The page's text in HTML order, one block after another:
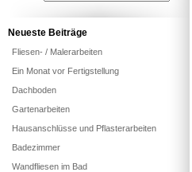
Neueste Beiträge
Fliesen- / Malerarbeiten
Ein Monat vor Fertigstellung
Dachboden
Gartenarbeiten
Hausanschlüsse und Pflasterarbeiten
Badezimmer
Wandfliesen im Bad